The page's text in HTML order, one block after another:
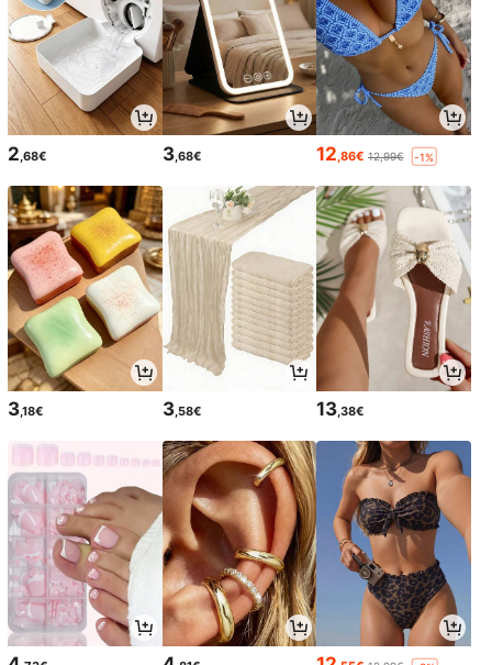
2 ,68€ 3,68€ 12 ,86€ 12,99€ -1%
3,18€ 3,58€ 13,38€